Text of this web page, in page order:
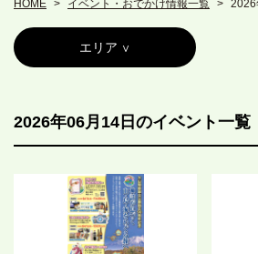
HOME イベント・おでかけ情報一覧 2026
エリア
2026年06月14日のイベント一覧